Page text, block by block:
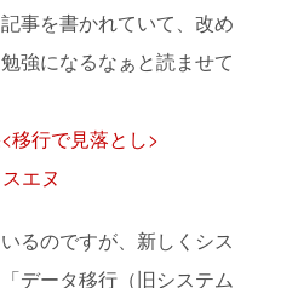
事を書かれていて、改め
強になるなぁと読ませて
移行で見落とし>
エヌ
るのですが、新しくシス
データ移行（旧システム